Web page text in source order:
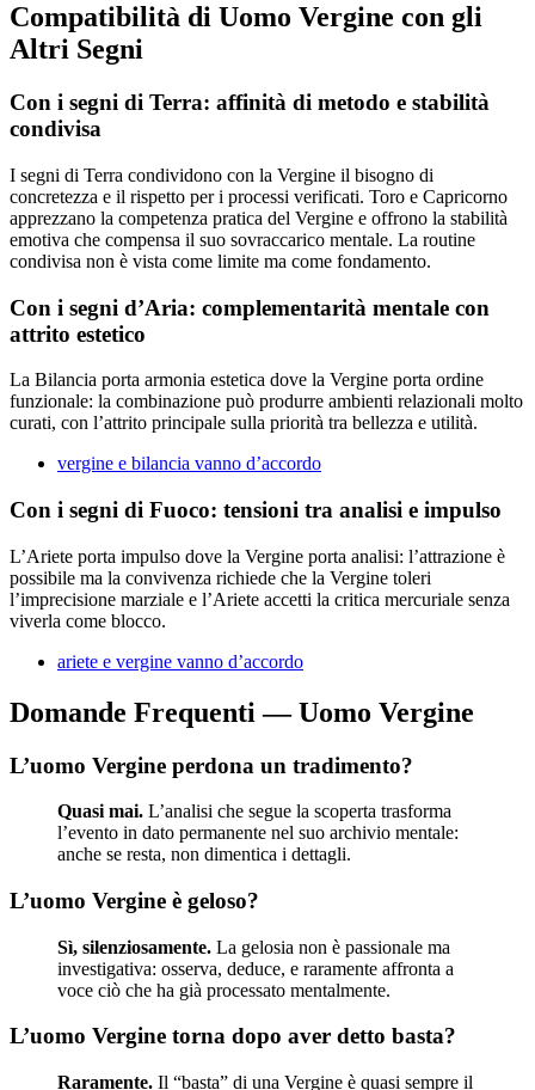
Compatibilità di Uomo Vergine con gli
Altri Segni
Con i segni di Terra: affinità di metodo e stabilità
condivisa
I segni di Terra condividono con la Vergine il bisogno di
concretezza e il rispetto per i processi verificati. Toro e Capricorno
apprezzano la competenza pratica del Vergine e offrono la stabilità
emotiva che compensa il suo sovraccarico mentale. La routine
condivisa non è vista come limite ma come fondamento.
Con i segni d’Aria: complementarità mentale con
attrito estetico
La Bilancia porta armonia estetica dove la Vergine porta ordine
funzionale: la combinazione può produrre ambienti relazionali molto
curati, con l’attrito principale sulla priorità tra bellezza e utilità.
vergine e bilancia vanno d’accordo
Con i segni di Fuoco: tensioni tra analisi e impulso
L’Ariete porta impulso dove la Vergine porta analisi: l’attrazione è
possibile ma la convivenza richiede che la Vergine toleri
l’imprecisione marziale e l’Ariete accetti la critica mercuriale senza
viverla come blocco.
ariete e vergine vanno d’accordo
Domande Frequenti — Uomo Vergine
L’uomo Vergine perdona un tradimento?
Quasi mai. L’analisi che segue la scoperta trasforma
l’evento in dato permanente nel suo archivio mentale:
anche se resta, non dimentica i dettagli.
L’uomo Vergine è geloso?
Sì, silenziosamente. La gelosia non è passionale ma
investigativa: osserva, deduce, e raramente affronta a
voce ciò che ha già processato mentalmente.
L’uomo Vergine torna dopo aver detto basta?
Raramente. Il “basta” di una Vergine è quasi sempre il